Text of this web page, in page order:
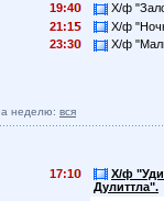
19:4
Х/ф
21:1
Х/ф
23:3
Х/ф
неделю: вся
17:1
Х/ф
Дулиттла".